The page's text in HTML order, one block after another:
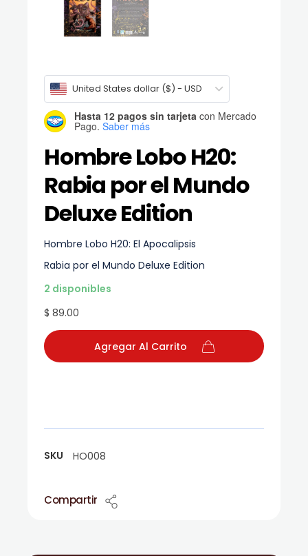
Hombre Lobo H20:
Rabia por el Mundo
Deluxe Edition
$ 89.00
United States dollar ($) - USD
Hombre Lobo H20: El Apocalipsis
Rabia por el Mundo Deluxe Edition
2 disponibles
Hasta 12 pagos sin tarjeta con Mercado
Pago. Saber más
Agregar Al Carrito
Compartir
SKU HO008